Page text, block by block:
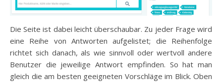
Die Seite ist dabei leicht überschaubar. Zu jeder Frage wird
eine Reihe von Antworten aufgelistet; die Reihenfolge
richtet sich danach, als wie sinnvoll oder wertvoll andere
Benutzer die jeweilige Antwort empfinden. So hat man
gleich die am besten geeigneten Vorschläge im Blick. Oben